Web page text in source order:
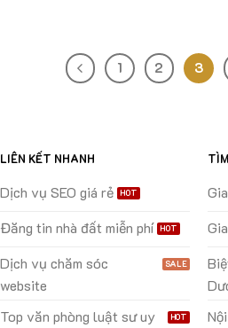
1 2 3
LIÊN KẾT NHANH
Dịch vụ SEO giá rẻ
Đăng tin nhà đất miễn phí
Dịch vụ chăm sóc
website
Top văn phòng luật sư uy